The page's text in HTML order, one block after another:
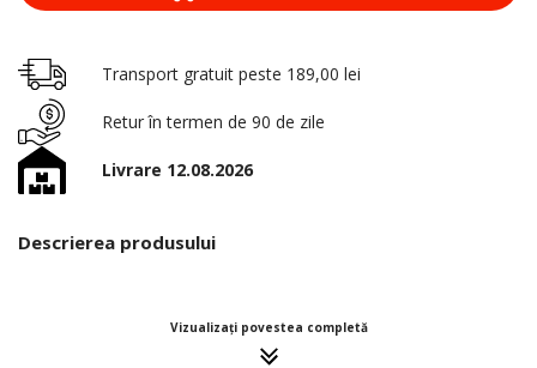
Transport gratuit peste 189,00 lei
Retur în termen de 90 de zile
Livrare 12.08.2026
Descrierea produsului
Vizualizați povestea completă